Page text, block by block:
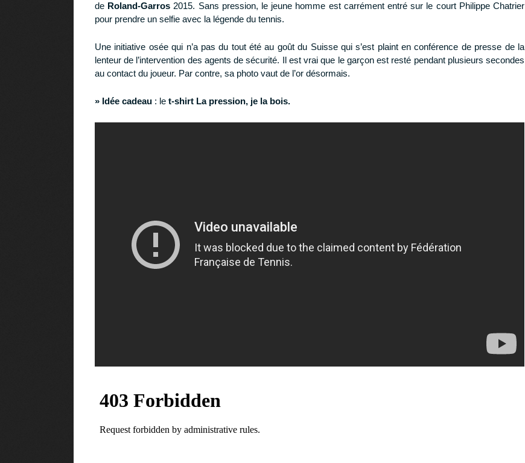
de Roland-Garros 2015. Sans pression, le jeune homme est carrément entré sur le court Philippe Chatrier
pour prendre un selfie avec la légende du tennis.
Une initiative osée qui n’a pas du tout été au goût du Suisse qui s’est plaint en conférence de presse de la
lenteur de l’intervention des agents de sécurité. Il est vrai que le garçon est resté pendant plusieurs secondes
au contact du joueur. Par contre, sa photo vaut de l’or désormais.
» Idée cadeau : le t-shirt La pression, je la bois.